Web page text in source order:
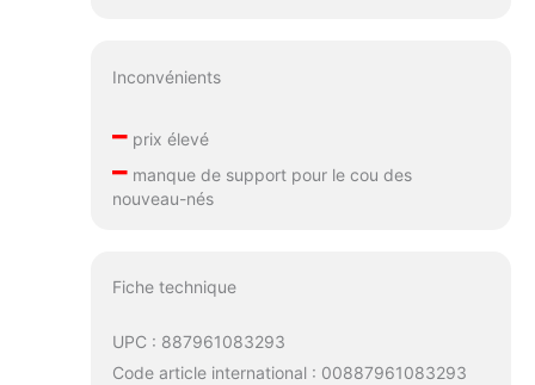
Inconvénients
–prix élevé
–manque de support pour le cou des
nouveau-nés
Fiche technique
UPC : 887961083293
Code article international : 00887961083293